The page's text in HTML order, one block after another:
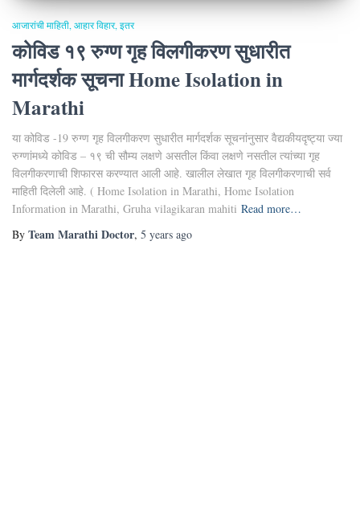
आजारांची माहिती आहार विहार इतर
कोविड १९ रुग्ण गृह विलगीकरण सुधारीत
मार्गदर्शक सूचना Home Isolation in
Marathi
या कोविड -19 रुग्ण गृह विलगीकरण सुधारीत मार्गदर्शक सूचनांनुसार वैद्यकीयदृष्ट्या ज्या
रुग्णांमध्ये कोविड – १९ ची सौम्य लक्षणे असतील किंवा लक्षणे नसतील त्यांच्या गृह
विलगीकरणाची शिफारस करण्यात आली आहे. खालील लेखात गृह विलगीकरणाची सर्व
माहिती दिलेली आहे. ( Home Isolation in Marathi, Home Isolation
Information in Marathi, Gruha vilagikaran mahiti Read more…
By Team Marathi Doctor, 5 years ago